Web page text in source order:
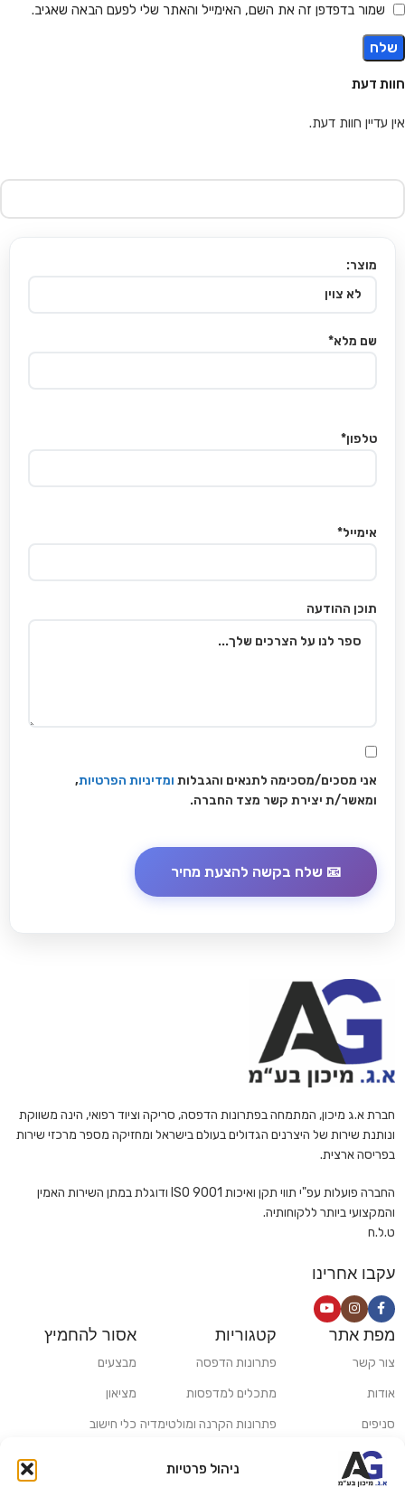
ניהול פרטיות
חוות דעת
אין עדיין חוות דעת.
שמור בדפדפן זה את השם, האימייל והאתר שלי לפעם הבאה שאגיב.
מוצר:
שם מלא*
טלפון*
אימייל*
תוכן ההודעה
אני מסכים/מסכימה לתנאים והגבלות ומדיניות הפרטיות,
ומאשר/ת יצירת קשר מצד החברה.
חברת א.ג מיכון, המתמחה בפתרונות הדפסה, סריקה וציוד רפואי, הינה משווקת
ונותנת שירות של היצרנים הגדולים בעולם בישראל ומחזיקה מספר מרכזי שירות
בפריסה ארצית.
החברה פועלות עפ"י תווי תקן ואיכות ISO 9001 ודוגלת במתן השירות האמין
והמקצועי ביותר ללקוחותיה.
ט.ל.ח
עקבו אחרינו
מפת אתר
צור קשר
אודות
סניפים
משלוחים ואיסוף עצמי
קטגוריות
פתרונות הדפסה
מתכלים למדפסות
פתרונות הקרנה ומולטימדיה
אסור להחמיץ
מבצעים
מציאון
כלי חישוב